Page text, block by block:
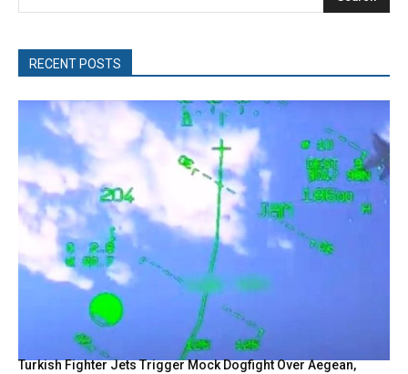
RECENT POSTS
Turkish Fighter Jets Trigger Mock Dogfight Over Aegean,